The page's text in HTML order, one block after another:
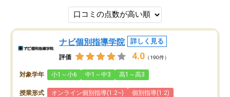
ナビ個別指導学院 詳しく見る
評価 4.0 （190件）
対象学年 小1～小6 中1～中3 高1～高3
授業形式 オンライン個別指導(1:2~) 個別指導(1:2)